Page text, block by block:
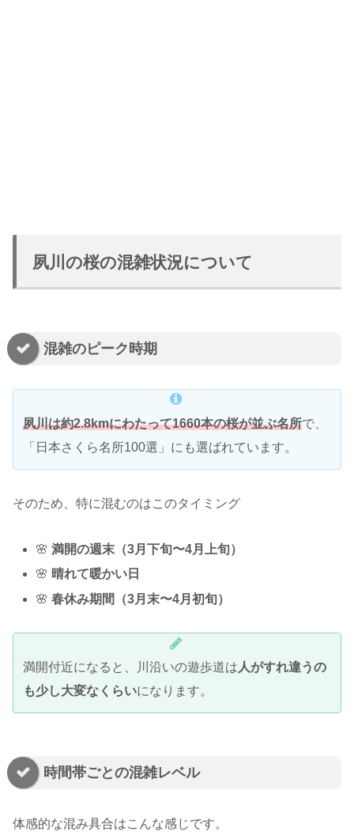
夙川の桜の混雑状況について
混雑のピーク時期
夙川は約2.8kmにわたって1660本の桜が並ぶ名所で、
「日本さくら名所100選」にも選ばれています。
そのため、特に混むのはこのタイミング
🌸満開の週末（3月下旬〜4月上旬）
🌸 晴れて暖かい日
🌸春休み期間（3月末〜4月初旬）
満開付近になると、川沿いの遊歩道は 人がすれ違うの
も少し大変なくらいになります。
時間帯ごとの混雑レベル
体感的な混み具合はこんな感じです。